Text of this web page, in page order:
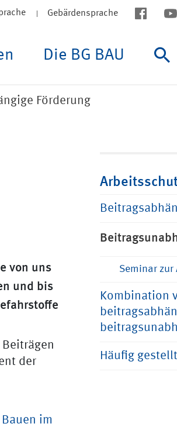
Gebärdensprache
Die BG BAU Suche
Förderung
von uns
und bis
der
im
Seminar
Kombination
Häufig